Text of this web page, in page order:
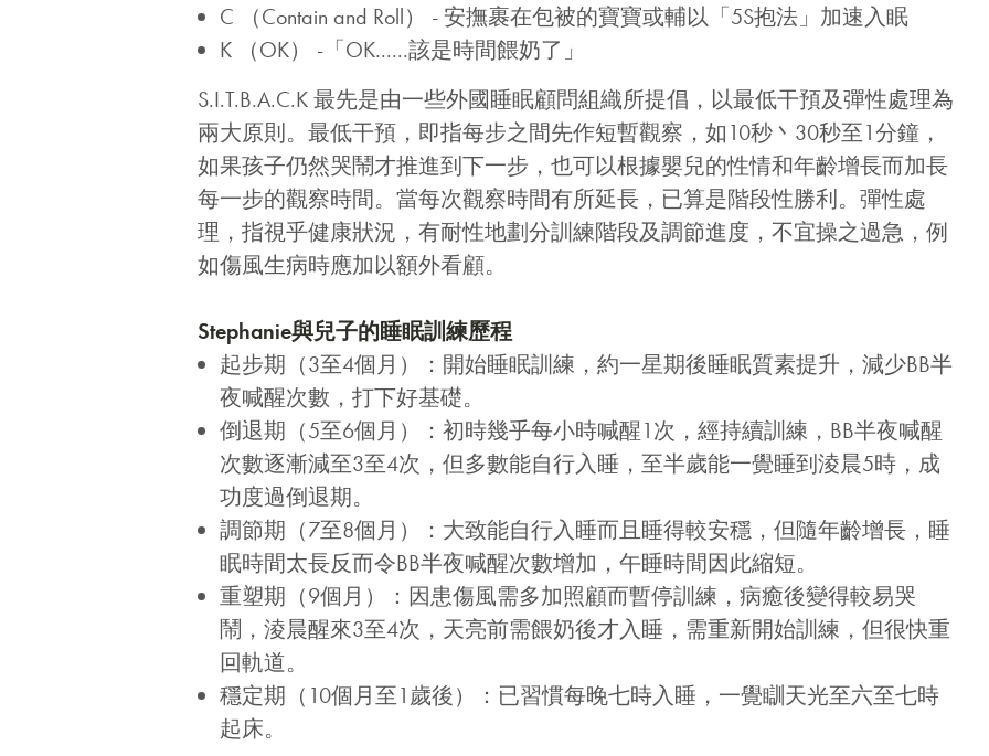
C （Contain and Roll） - 安撫裹在包被的寶寶或輔以「5S抱法」加速入眠
K （OK） -「OK......該是時間餵奶了」
S.I.T.B.A.C.K 最先是由一些外國睡眠顧問組織所提倡，以最低干預及彈性處理為
兩大原則。最低干預，即指每步之間先作短暫觀察，如10秒丶30秒至1分鐘，
如果孩子仍然哭鬧才推進到下一步，也可以根據嬰兒的性情和年齡增長而加長
每一步的觀察時間。當每次觀察時間有所延長，已算是階段性勝利。彈性處
理，指視乎健康狀況，有耐性地劃分訓練階段及調節進度，不宜操之過急，例
如傷風生病時應加以額外看顧。
Stephanie與兒子的睡眠訓練歷程
起步期（3至4個月）：開始睡眠訓練，約一星期後睡眠質素提升，減少BB半
夜喊醒次數，打下好基礎。
倒退期（5至6個月）：初時幾乎每小時喊醒1次，經持續訓練，BB半夜喊醒
次數逐漸減至3至4次，但多數能自行入睡，至半歲能一覺睡到淩晨5時，成
功度過倒退期。
調節期（7至8個月）：大致能自行入睡而且睡得較安穩，但隨年齡增長，睡
眠時間太長反而令BB半夜喊醒次數增加，午睡時間因此縮短。
重塑期（9個月）：因患傷風需多加照顧而暫停訓練，病癒後變得較易哭
鬧，淩晨醒來3至4次，天亮前需餵奶後才入睡，需重新開始訓練，但很快重
回軌道。
穩定期（10個月至1歲後）：已習慣每晚七時入睡，一覺瞓天光至六至七時
起床。